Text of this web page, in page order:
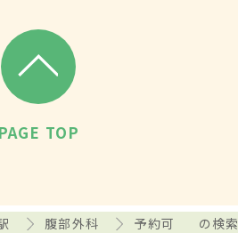
PAGE TOP
腹部外科 予約可 の検